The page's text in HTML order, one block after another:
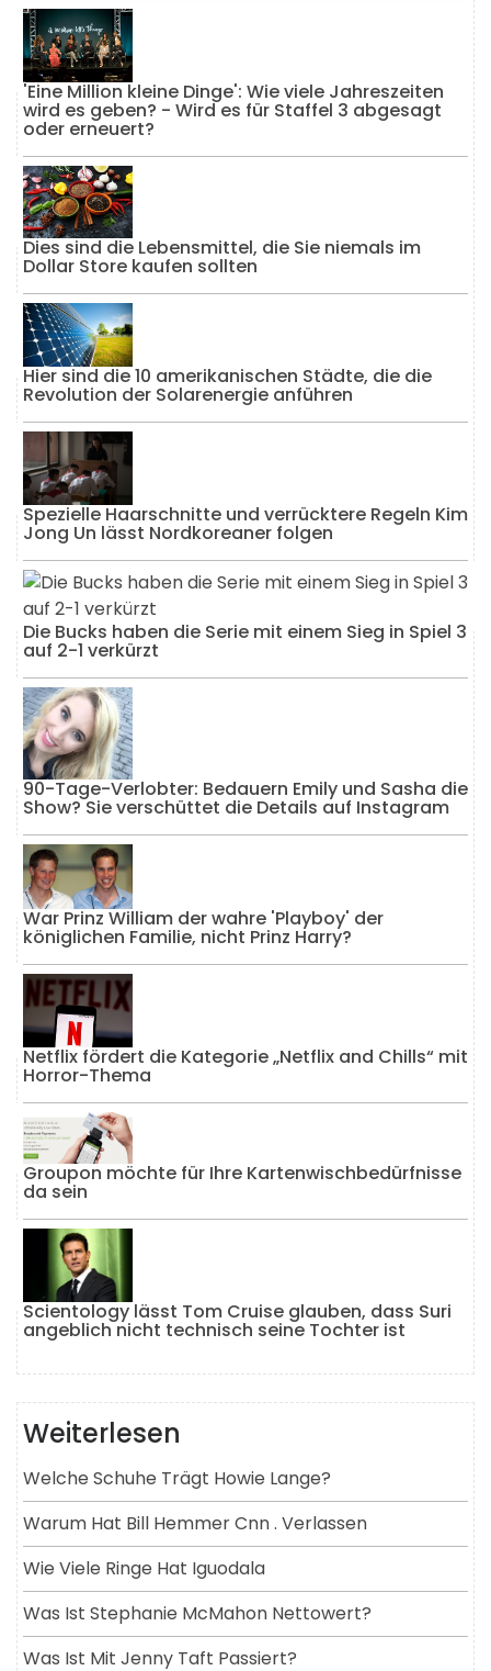
'Eine Million kleine Dinge': Wie viele Jahreszeiten
wird es geben? - Wird es für Staffel 3 abgesagt
oder erneuert?
Dies sind die Lebensmittel, die Sie niemals im
Dollar Store kaufen sollten
Hier sind die 10 amerikanischen Städte, die die
Revolution der Solarenergie anführen
Spezielle Haarschnitte und verrücktere Regeln Kim
Jong Un lässt Nordkoreaner folgen
Die Bucks haben die Serie mit einem Sieg in Spiel 3
auf 2-1 verkürzt
90-Tage-Verlobter: Bedauern Emily und Sasha die
Show? Sie verschüttet die Details auf Instagram
War Prinz William der wahre 'Playboy' der
königlichen Familie, nicht Prinz Harry?
Netflix fördert die Kategorie „Netflix and Chills“ mit
Horror-Thema
Groupon möchte für Ihre Kartenwischbedürfnisse
da sein
Scientology lässt Tom Cruise glauben, dass Suri
angeblich nicht technisch seine Tochter ist
Weiterlesen
Welche Schuhe Trägt Howie Lange?
Warum Hat Bill Hemmer Cnn . Verlassen
Wie Viele Ringe Hat Iguodala
Was Ist Stephanie McMahon Nettowert?
Was Ist Mit Jenny Taft Passiert?